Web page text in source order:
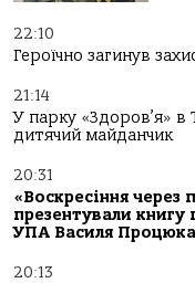
22:10
Героїчно загинув
21:14
У парку «Здоров’я» в
дитячий майданчик
20:31
«Воскресіння через
презентували книгу
УПА Василя Процюка
20:13